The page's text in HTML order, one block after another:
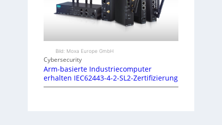
Bild: Moxa Europe GmbH
Cybersecurity
Arm-basierte Industriecomputer
erhalten IEC62443-4-2-SL2-Zertifizierung